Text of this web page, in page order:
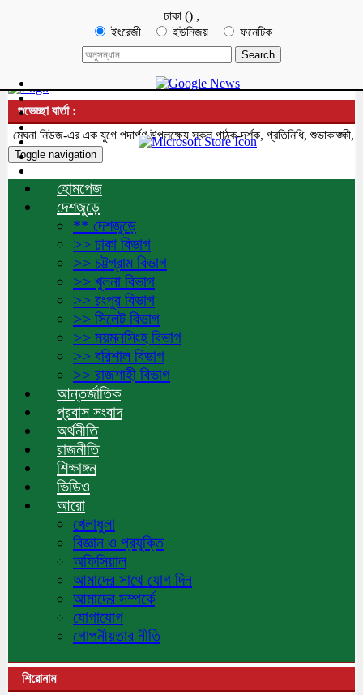
ঢাকা () ,
ইংরেজী
ইউনিজয় ফনেটিক
শুভেচ্ছা বার্তা :
নিউজ-এর এক যুগে পদার্পণ উপলক্ষ্যে সকল পাঠক-দর্শক, প্রতিনিধি, শুভাকাঙ্ক্ষী,
Toggle navigation
হোমপেজ
দেশজুড়ে
** দেশজুড়ে
>> ঢাকা বিভাগ
>> চট্টগ্রাম বিভাগ
>> খুলনা বিভাগ
>> রংপুর বিভাগ
>> সিলেট বিভাগ
>> ময়মনসিংহ বিভাগ
>> বরিশাল বিভাগ
>> রাজশাহী বিভাগ
আন্তর্জাতিক
প্রবাস সংবাদ
অর্থনীতি
রাজনীতি
শিক্ষাঙ্গন
ভিডিও
আরো
খেলাধুলা
বিজ্ঞান ও প্রযুক্তি
অফিসিয়াল
আমাদের সাথে যোগ দিন
আমাদের সম্পর্কে
যোগাযোগ
গোপনীয়তার নীতি
শিরোনাম